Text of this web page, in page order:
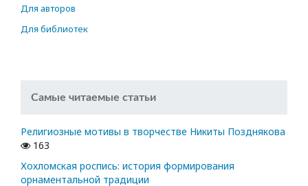
Для авторов
Для библиотек
Самые читаемые статьи
Религиозные мотивы в творчестве Никиты Позднякова
163
Хохломская роспись: история формирования
орнаментальной традиции